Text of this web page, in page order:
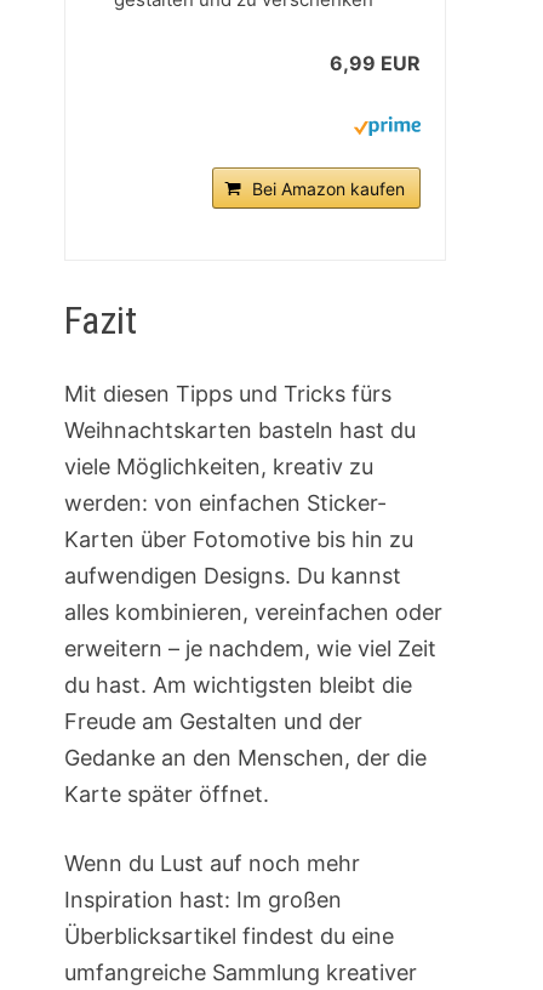
6,99 EUR
Bei Amazon kaufen
Fazit
Mit diesen Tipps und Tricks fürs
Weihnachtskarten basteln hast du
viele Möglichkeiten, kreativ zu
werden: von einfachen Sticker-
Karten über Fotomotive bis hin zu
aufwendigen Designs. Du kannst
alles kombinieren, vereinfachen oder
erweitern – je nachdem, wie viel Zeit
du hast. Am wichtigsten bleibt die
Freude am Gestalten und der
Gedanke an den Menschen, der die
Karte später öffnet.
Wenn du Lust auf noch mehr
Inspiration hast: Im großen
Überblicksartikel findest du eine
umfangreiche Sammlung kreativer